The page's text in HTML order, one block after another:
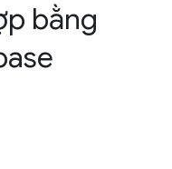
bằng